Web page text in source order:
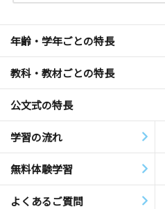
年齢・学年ごとの特長
教科・教材ごとの特長
公文式の特長
学習の流れ
無料体験学習
よくあるご質問